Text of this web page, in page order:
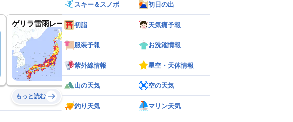
ゲリラ雷雨レーダー 世界の雨雲レーダー
もっと読む
スキー＆スノボ 初日の出
初詣 天気痛予報
服装予報 お洗濯情報
紫外線情報 星空・天体情報
山の天気 空の天気
釣り天気 マリン天気